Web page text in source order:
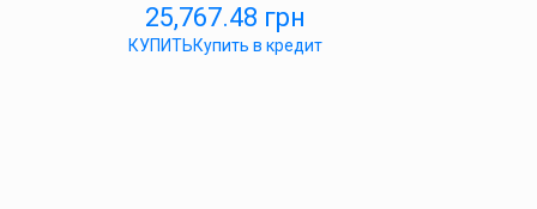
25,767.48 грн
КУПИТЬКупить в кредит